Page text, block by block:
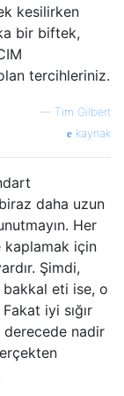
kesilirken
bir biftek,
tercihleriniz.
— Tim Gilbert
kaynak
daha uzun
Her
için
Şimdi,
bakkal eti ise, o
iyi sığır
nadir